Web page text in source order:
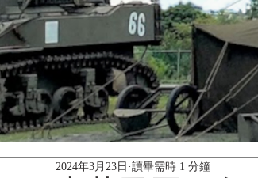
2024年3月23日 讀畢需時 1 分鐘